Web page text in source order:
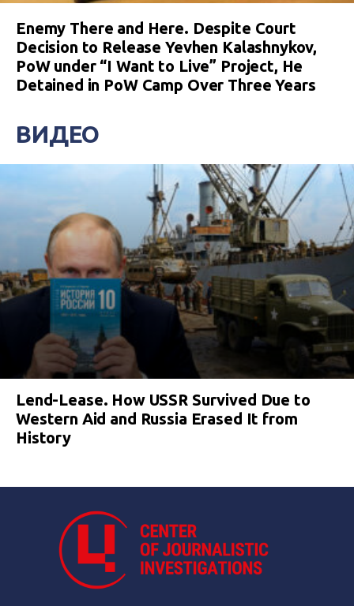
Enemy There and Here. Despite Court
Decision to Release Yevhen Kalashnykov,
PoW under “I Want to Live” Project, He
Detained in PoW Camp Over Three Years
ВИДЕО
Lend-Lease. How USSR Survived Due to
Western Aid and Russia Erased It from
History